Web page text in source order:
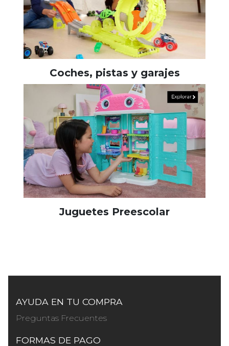
Coches, pistas y garajes
Juguetes Preescolar
AYUDA EN TU COMPRA
Preguntas Frecuentes
FORMAS DE PAGO